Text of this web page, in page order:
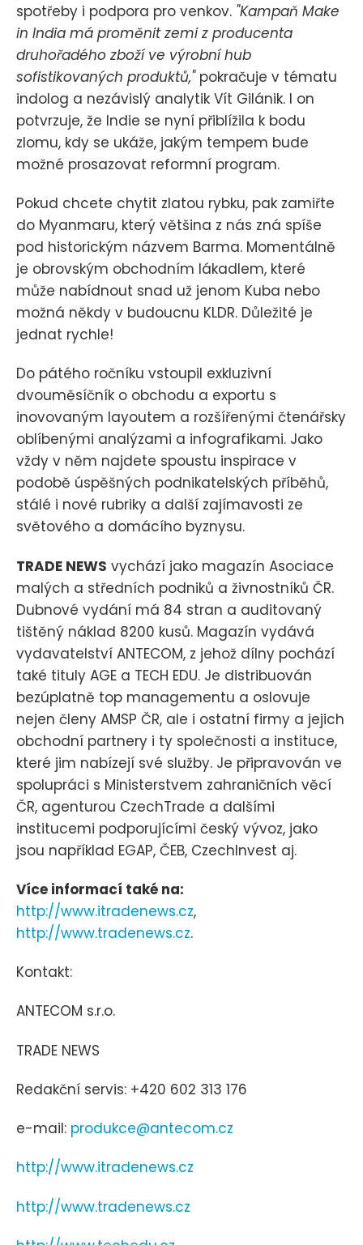
spotřeby i podpora pro venkov. "Kampaň Make
in India má proměnit zemi z producenta
druhořadého zboží ve výrobní hub
sofistikovaných produktů,"pokračuje v tématu
indolog a nezávislý analytik Vít Gilánik. I on
potvrzuje, že Indie se nyní přiblížila k bodu
zlomu, kdy se ukáže, jakým tempem bude
možné prosazovat reformní program.
Pokud chcete chytit zlatou rybku, pak zamiřte
do Myanmaru, který většina z nás zná spíše
pod historickým názvem Barma. Momentálně
je obrovským obchodním lákadlem, které
může nabídnout snad už jenom Kuba nebo
možná někdy v budoucnu KLDR. Důležité je
jednat rychle!
Do pátého ročníku vstoupil exkluzivní
dvouměsíčník o obchodu a exportu s
inovovaným layoutem a rozšířenými čtenářsky
oblíbenými analýzami a infografikami. Jako
vždy v něm najdete spoustu inspirace v
podobě úspěšných podnikatelských příběhů,
stálé i nové rubriky a další zajímavosti ze
světového a domácího byznysu.
TRADE NEWS vychází jako magazín Asociace
malých a středních podniků a živnostníků ČR.
Dubnové vydání má 84 stran a auditovaný
tištěný náklad 8200 kusů. Magazín vydává
vydavatelství ANTECOM, z jehož dílny pochází
také tituly AGE a TECH EDU. Je distribuován
bezúplatně top managementu a oslovuje
nejen členy AMSP ČR, ale i ostatní firmy a jejich
obchodní partnery i ty společnosti a instituce,
které jim nabízejí své služby. Je připravován ve
spolupráci s Ministerstvem zahraničních věcí
ČR, agenturou CzechTrade a dalšími
institucemi podporujícími český vývoz, jako
jsou například EGAP, ČEB, CzechInvest aj.
Více informací také na:
http://www.itradenews.cz,
http://www.tradenews.cz.
Kontakt:
ANTECOM s.r.o.
TRADE NEWS
Redakční servis: +420 602 313 176
e-mail: produkce@antecom.cz
http://www.itradenews.cz
http://www.tradenews.cz